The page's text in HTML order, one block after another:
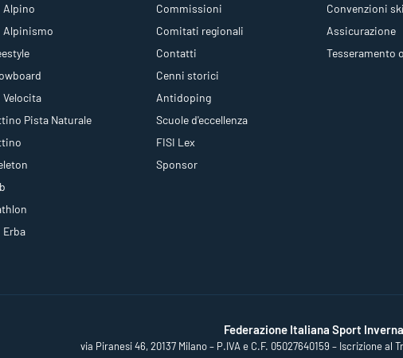
Alpino
Alpinismo
Velocita
Pista Naturale
Erba
Commissioni
Comitati regionali
Contatti
Cenni storici
Antidoping
Scuole d'eccellenza
FISI Lex
Sponsor
Convenzioni
Assicurazione
Tesseramento
Federazione Italiana Sport
via Piranesi 46, 20137 Milano – P.IVA e C.F. 05027640159 – Iscrizione al